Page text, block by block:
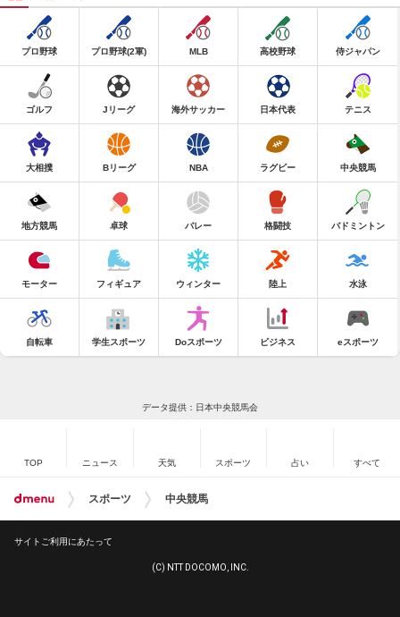
プロ野球 プロ野球(2軍) MLB 高校野球 侍ジャパン
ゴルフ Jリーグ 海外サッカー 日本代表 テニス
大相撲 Bリーグ NBA ラグビー 中央競馬
地方競馬 卓球 バレー 格闘技 バドミントン
モーター フィギュア ウィンター 陸上 水泳
自転車 学生スポーツ Doスポーツ ビジネス eスポーツ
データ提供：日本中央競馬会
TOP ニュース 天気 スポーツ 占い すべて
スポーツ 中央競馬
サイトご利用にあたって
(C) NTT DOCOMO, INC.